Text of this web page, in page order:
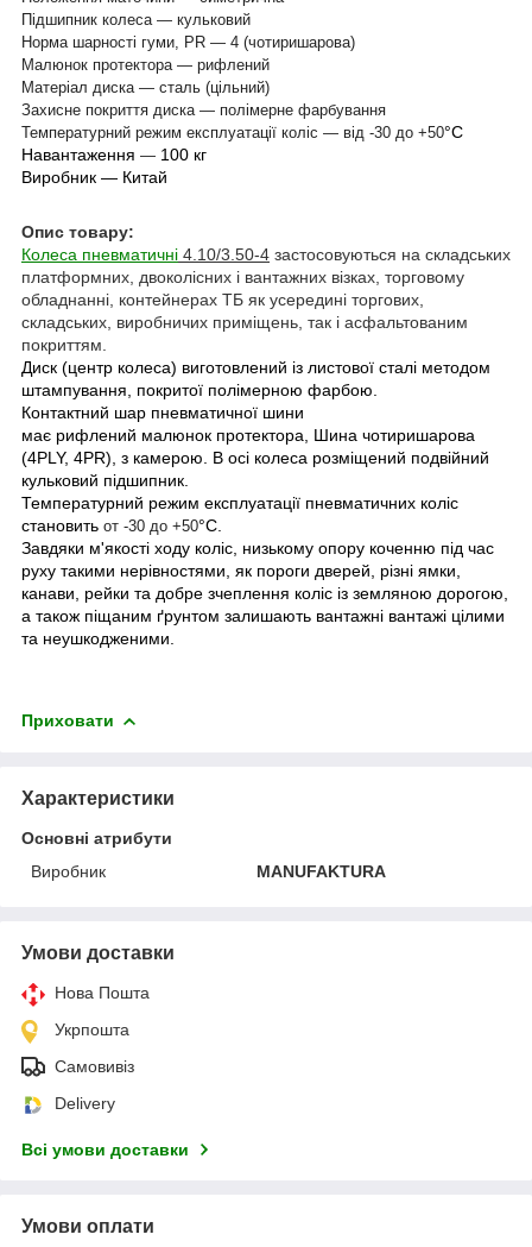
Підшипник колеса — кульковий
Норма шарності гуми, PR — 4 (чотиришарова)
Малюнок протектора — рифлений
Матеріал диска — сталь (цільний)
Захисне покриття диска — полімерне фарбування
Температурний режим експлуатації коліс — від -30 до +50°С
Навантаження — 100 кг
Виробник — Китай
Опис товару:
Колеса пневматичні 4.10/3.50-4 застосовуються на складських
платформних, двоколісних і вантажних візках, торговому
обладнанні, контейнерах ТБ як усередині торгових,
складських, виробничих приміщень, так і асфальтованим
покриттям.
Диск (центр колеса) виготовлений із листової сталі методом
штампування, покритої полімерною фарбою.
Контактний шар пневматичної шини
має рифлений малюнок протектора, Шина чотиришарова
(4PLY, 4PR), з камерою.
В осі колеса розміщений подвійний
кульковий підшипник.
Температурний режим експлуатації пневматичних коліс
становить от -30 до +50°С.
Завдяки м'якості ходу коліс, низькому опору коченню під час
руху такими нерівностями, як пороги дверей, різні ямки,
канави, рейки та добре зчеплення коліс із земляною дорогою,
а також піщаним ґрунтом залишають вантажні вантажі цілими
та неушкодженими.
Приховати
Характеристики
Основні атрибути
Виробник
MANUFAKTURA
Умови доставки
Нова Пошта
Укрпошта
Самовивіз
Delivery
Всі умови доставки
Умови оплати